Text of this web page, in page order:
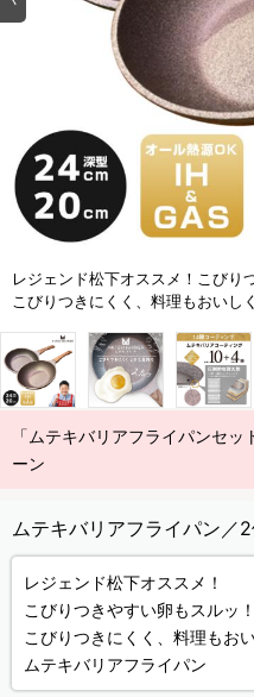
レジェンド松下オススメ！こびり
こびりつきにくく、料理もおいし
「ムテキバリアフライパンセ
ーン
ムテキバリアフライパン／2
レジェンド松下オススメ！
こびりつきやすい卵もスルッ！
こびりつきにくく、料理もお
ムテキバリアフライパン